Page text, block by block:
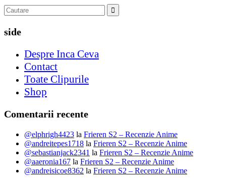
side
Despre Inca Ceva
Contact
Toate Clipurile
Shop
Comentarii recente
@elphrigh4423 la Frieren S2 – Recenzie Anime
@andreitepes1718 la Frieren S2 – Recenzie Anime
@sebastianjack2341 la Frieren S2 – Recenzie Anime
@aaeronia167 la Frieren S2 – Recenzie Anime
@andreisicoe8362 la Frieren S2 – Recenzie Anime